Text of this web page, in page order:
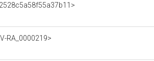
RA_0000219>